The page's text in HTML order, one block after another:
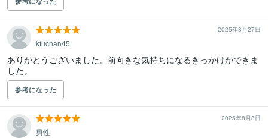
2025年8月27日
kfuchan45
ありがとうございました。前向きな気持ちになるきっかけができま
した。
参考になった
2025年8月8日
男性